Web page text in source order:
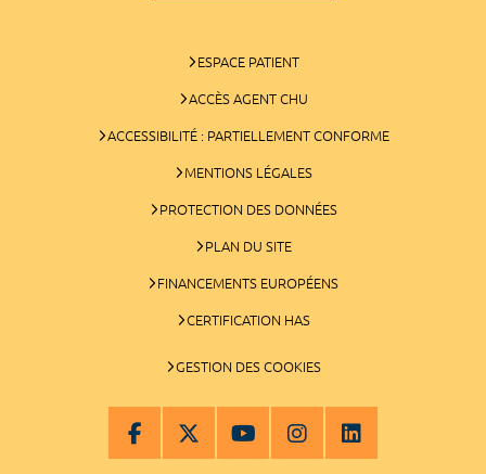
ESPACE PATIENT
ACCÈS AGENT CHU
ACCESSIBILITÉ : PARTIELLEMENT CONFORME
MENTIONS LÉGALES
PROTECTION DES DONNÉES
PLAN DU SITE
FINANCEMENTS EUROPÉENS
CERTIFICATION HAS
GESTION DES COOKIES